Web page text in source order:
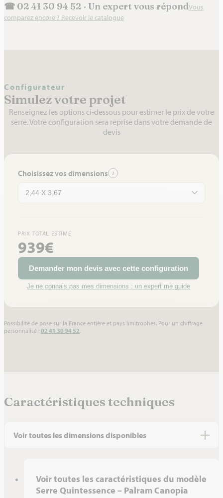
☎ 02 41 30 94 52 · Un expert vous répondVous
comparez encore ? Recevoir le catalogue
Configurateur
Simulez votre projet
Renseignez les options ci-dessous pour estimer le prix de votre
serre. Votre configuration sera reprise dans votre demande de
devis
Choisissez vos dimensions ?
PRIX TOTAL ESTIMÉ
939€
Demander mon devis avec cette configuration
Je ne connais pas mes dimensions : un expert me guide
Possibilité de pose sur la France entière et pays limitrophes. Pour un chiffrage
personnalisé : 02 41 30 94 52.
Caractéristiques techniques
Voir toutes les dimensions disponibles
QUINTESSENCE 9 3.67x2.44 9 2
Voir toutes les caractéristiques du modèle
Serre Quintessence – Palram Canopia